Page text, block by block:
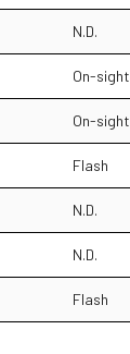
N.D.
On-sight
On-sight
Flash
N.D.
N.D.
Flash